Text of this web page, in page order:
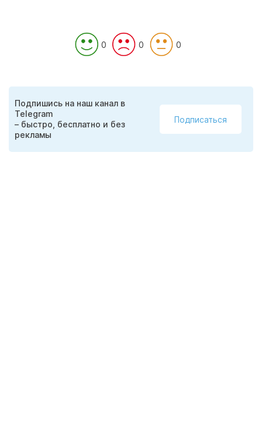
0 0 0
Подпишись на наш канал в
Telegram
– быстро, бесплатно и без
рекламы
Подписаться